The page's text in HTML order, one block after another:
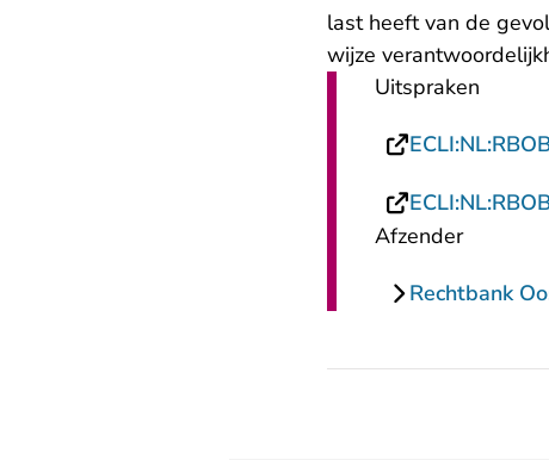
last heeft van de
wijze
Uitspraken
Afzender
Rechtbank